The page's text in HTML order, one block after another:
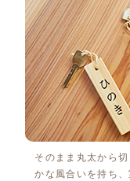
そのまま丸太から
かな風合いを持ち